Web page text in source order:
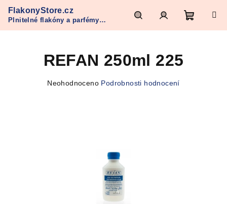
obsah
FlakonyStore.cz
Plnitelné flakóny a parfémy
Refan
HledatPřihlášeníNákupní
REFAN 250ml 225
Průměrné
Neohodnoceno Podrobnosti hodnocení